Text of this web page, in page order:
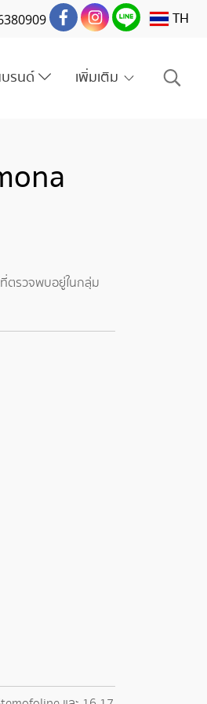
TH
รนด์ เพิ่มเติม
ตรวจพบอยู่ในกลุ่ม